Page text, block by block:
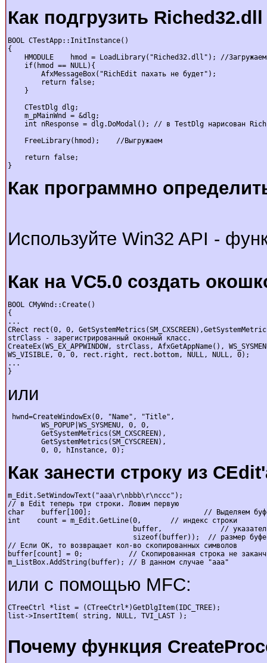
Как подгрузить
BOOL CTestApp::InitInstance()
{
    HMODULE    hmod = LoadLibrary("Riched32.dll"); //Загружаем
    if(hmod == NULL){
        AfxMessageBox("RichEdit пахать не будет");
        return false;
    }
    CTestDlg dlg;
    m_pMainWnd = &dlg;
int nResponse = dlg.DoModal(); // в TestDlg нарисован
    FreeLibrary(hmod);    //Выгружаем
    return false;
}
Как программно
Используйте Win32 API -
Как на VC5.0 создать
BOOL CMyWnd::Create()
{
...
CRect rect(0, 0,
strClass - заpегистpиpованный оконный класс.
CreateEx(WS_EX_APPWINDOW, strClass, AfxGetAppName(),
WS_VISIBLE, 0, 0, rect.right, rect.bottom, NULL, NULL, 0);
...
}
или
hwnd=CreateWindowEx(0, "Name", "Title",
        WS_POPUP|WS_SYSMENU, 0, 0,
        GetSystemMetrics(SM_CXSCREEN),
        GetSystemMetrics(SM_CYSCREEN),
        0, 0, hInstance, 0);
Как занести строку из
m_Edit.SetWindowText("aaa\r\nbbb\r\nccc");
// в Edit теперь три строки. Ловим первую
char    buffer[100];                           // Выделяем
int    count = m_Edit.GetLine(0,       // индекс строки
buffer,              //
sizeof(buffer));  // размер
// Если OK, то возвращает кол-во скопированных символов
buffer[count] = 0;           // Скопированная строка не
m_ListBox.AddString(buffer); // В данном случае "aaa"
или с помощью MFC:
CTreeCtrl *list = (CTreeCtrl*)GetDlgItem(IDC_TREE);
list->InsertItem( string, NULL, TVI_LAST );
Почему функция